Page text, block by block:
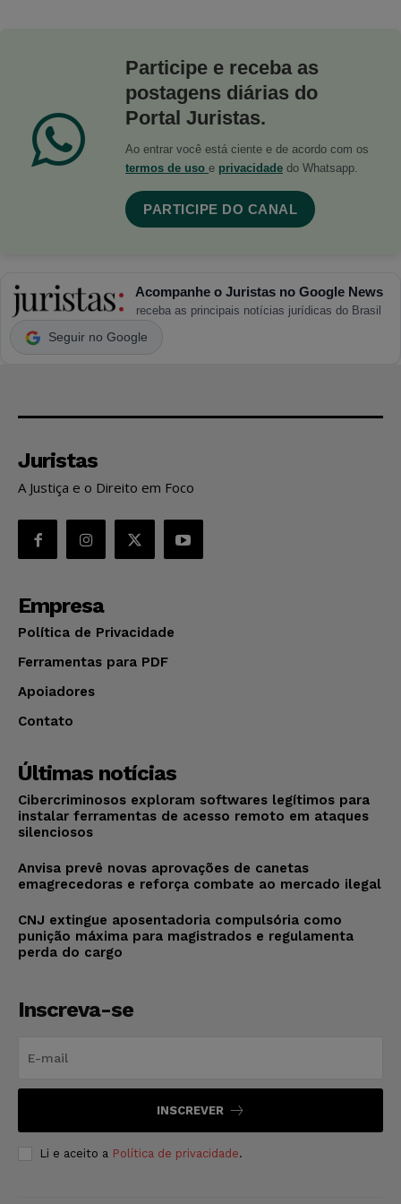
Participe e receba as
postagens diárias do
Portal Juristas.
Ao entrar você está ciente e de acordo com os
termos de uso e privacidade do Whatsapp.
PARTICIPE DO CANAL
Acompanhe o Juristas no Google News
receba as principais notícias jurídicas do Brasil
Seguir no Google
Juristas
A Justiça e o Direito em Foco
Empresa
Política de Privacidade
Ferramentas para PDF
Apoiadores
Contato
Últimas notícias
Cibercriminosos exploram softwares legítimos para
instalar ferramentas de acesso remoto em ataques
silenciosos
Anvisa prevê novas aprovações de canetas
emagrecedoras e reforça combate ao mercado ilegal
CNJ extingue aposentadoria compulsória como
punição máxima para magistrados e regulamenta
perda do cargo
Inscreva-se
INSCREVER
Li e aceito a Política de privacidade.